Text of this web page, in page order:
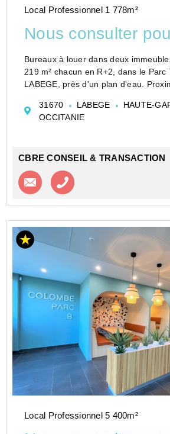
Local Professionnel 1 778m²
Nous consulter
Bureaux à louer dans deux
219 m² chacun en R+2, dans le Parc
LABEGE, près d'un plan d'eau.
Accès immédiat par les rocades Est
desservant les auto...
31670 LABEGE
HAUTE-
OCCITANIE
CBRE CONSEIL & TRANSACTION
Contacter l'agence
Local Professionnel 5 400m²